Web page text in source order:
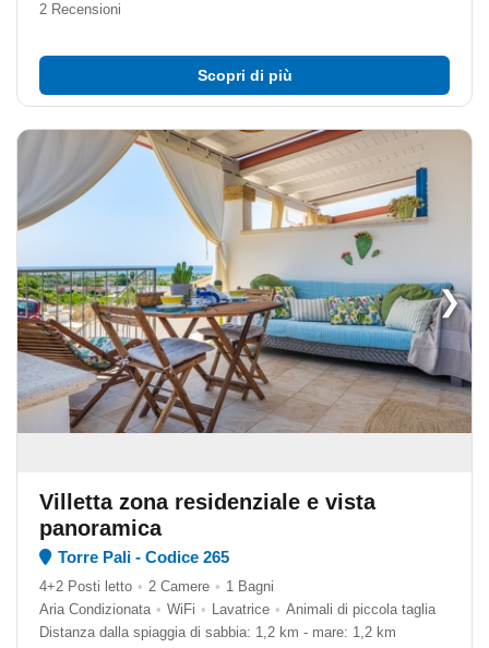
2 Recensioni
Scopri di più
❯
Villetta zona residenziale e vista
panoramica
Torre Pali - Codice 265
4+2 Posti letto • 2 Camere • 1 Bagni
Aria Condizionata • WiFi • Lavatrice • Animali di piccola taglia
Distanza dalla spiaggia di sabbia: 1,2 km - mare: 1,2 km